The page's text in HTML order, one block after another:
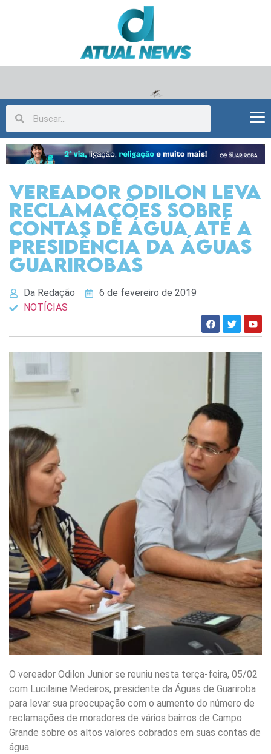
Vereador Odilon leva
reclamações sobre
contas de água até a
presidência da Águas
Guarirobas
Da Redação
6 de fevereiro de 2019
NOTÍCIAS
O vereador Odilon Junior se reuniu nesta terça-feira, 05/02
com Lucilaine Medeiros, presidente da Águas de Guariroba
para levar sua preocupação com o aumento do número de
reclamações de moradores de vários bairros de Campo
Grande sobre os altos valores cobrados em suas contas de
água.